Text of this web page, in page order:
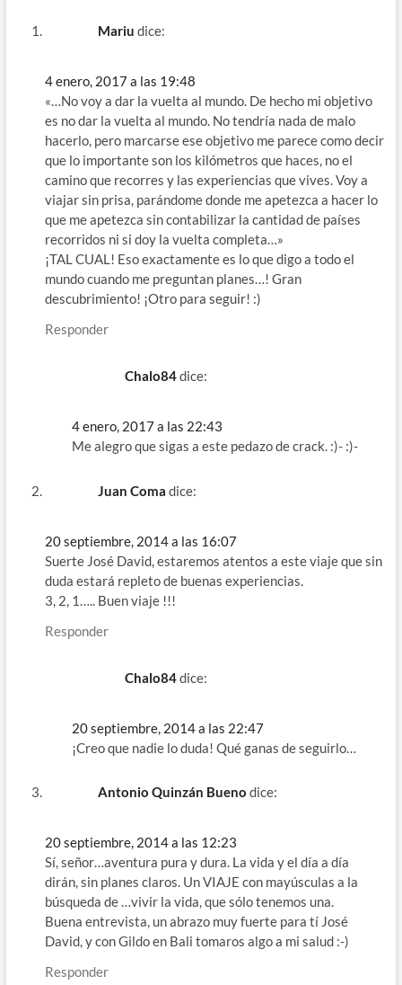
Mariu dice:
4 enero, 2017 a las 19:48
«…No voy a dar la vuelta al mundo. De hecho mi objetivo
es no dar la vuelta al mundo. No tendría nada de malo
hacerlo, pero marcarse ese objetivo me parece como decir
que lo importante son los kilómetros que haces, no el
camino que recorres y las experiencias que vives. Voy a
viajar sin prisa, parándome donde me apetezca a hacer lo
que me apetezca sin contabilizar la cantidad de países
recorridos ni si doy la vuelta completa…»
¡TAL CUAL! Eso exactamente es lo que digo a todo el
mundo cuando me preguntan planes…! Gran
descubrimiento! ¡Otro para seguir! :)
Responder
Chalo84dice:
4 enero, 2017 a las 22:43
Me alegro que sigas a este pedazo de crack. :)- :)-
Juan Coma dice:
20 septiembre, 2014 a las 16:07
Suerte José David, estaremos atentos a este viaje que sin
duda estará repleto de buenas experiencias.
3, 2, 1….. Buen viaje !!!
Responder
Chalo84dice:
20 septiembre, 2014 a las 22:47
¡Creo que nadie lo duda! Qué ganas de seguirlo…
Antonio Quinzán Bueno dice:
20 septiembre, 2014 a las 12:23
Sí, señor…aventura pura y dura. La vida y el día a día
dirán, sin planes claros. Un VIAJE con mayúsculas a la
búsqueda de …vivir la vida, que sólo tenemos una.
Buena entrevista, un abrazo muy fuerte para tí José
David, y con Gildo en Bali tomaros algo a mi salud :-)
Responder